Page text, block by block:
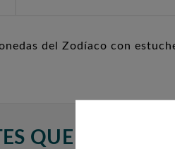
del Zodíaco con
QUE